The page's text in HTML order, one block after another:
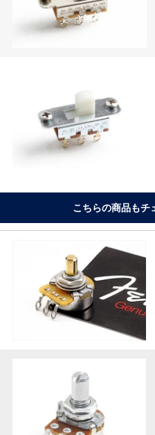
こちらの商品もチ